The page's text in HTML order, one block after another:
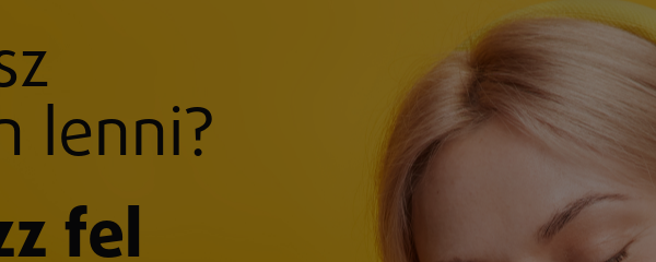
lenni?
fel